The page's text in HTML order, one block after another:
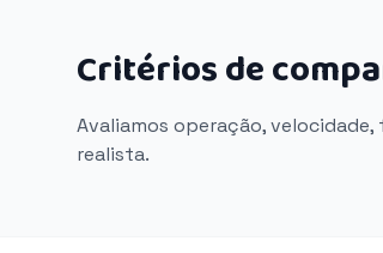
Critérios de
Avaliamos operação,
realista.